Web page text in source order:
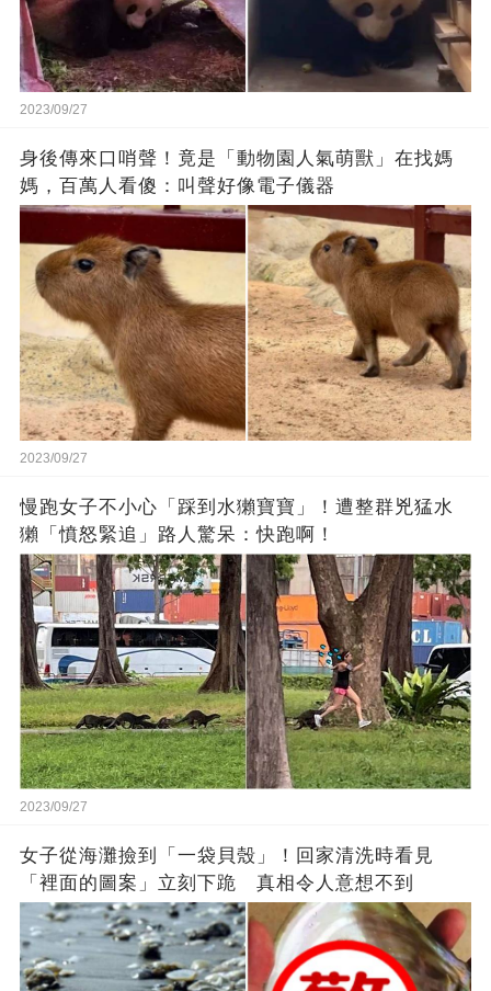
2023/09/27
身後傳來口哨聲！竟是「動物園人氣萌獸」在找媽
媽，百萬人看傻：叫聲好像電子儀器
2023/09/27
慢跑女子不小心「踩到水獺寶寶」！遭整群兇猛水
獺「憤怒緊追」路人驚呆：快跑啊！
2023/09/27
女子從海灘撿到「一袋貝殼」！回家清洗時看見
「裡面的圖案」立刻下跪 真相令人意想不到